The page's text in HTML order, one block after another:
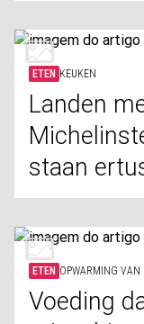
ETEN KEUKEN
Landen
staan
ETEN OPWARMING VAN
Voeding